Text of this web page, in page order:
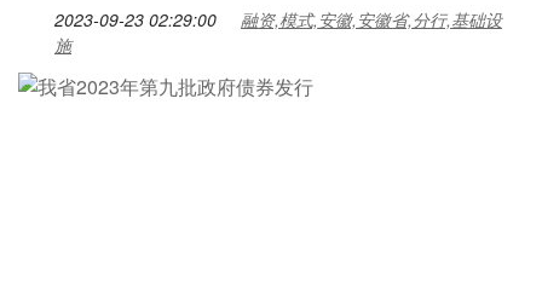
2023-09-23 02:29:00
融资,模式,安徽,安徽省,分行,基础设
施